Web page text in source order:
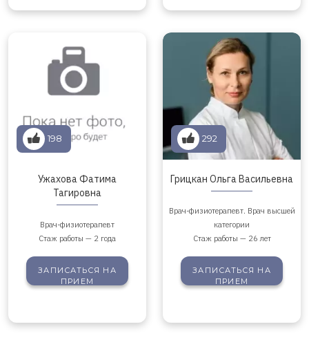
198
Ужахова Фатима
Тагировна
Врач-физиотерапевт
Стаж работы — 2 года
ЗАПИСАТЬСЯ НА
ПРИЕМ
292
Грицкан Ольга Васильевна
Врач-физиотерапевт. Врач высшей
категории
Стаж работы — 26 лет
ЗАПИСАТЬСЯ НА
ПРИЕМ